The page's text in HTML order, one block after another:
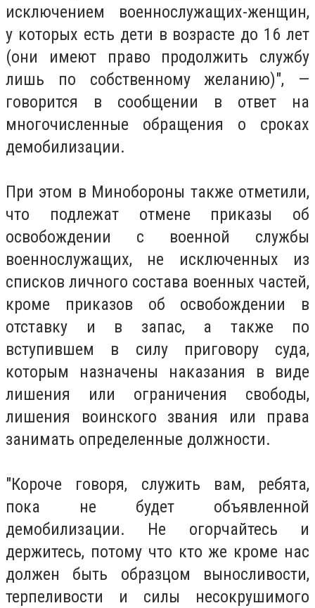
исключением военнослужащих-женщин,
у которых есть дети в возрасте до 16 лет
(они имеют право продолжить службу
лишь по собственному желанию)", —
говорится в сообщении в ответ на
многочисленные обращения о сроках
демобилизации.
При этом в Минобороны также отметили,
что подлежат отмене приказы об
освобождении с военной службы
военнослужащих, не исключенных из
списков личного состава военных частей,
кроме приказов об освобождении в
отставку и в запас, а также по
вступившем в силу приговору суда,
которым назначены наказания в виде
лишения или ограничения свободы,
лишения воинского звания или права
занимать определенные должности.
"Короче говоря, служить вам, ребята,
пока не будет объявленной
демобилизации. Не огорчайтесь и
держитесь, потому что кто же кроме нас
должен быть образцом выносливости,
терпеливости и силы несокрушимого